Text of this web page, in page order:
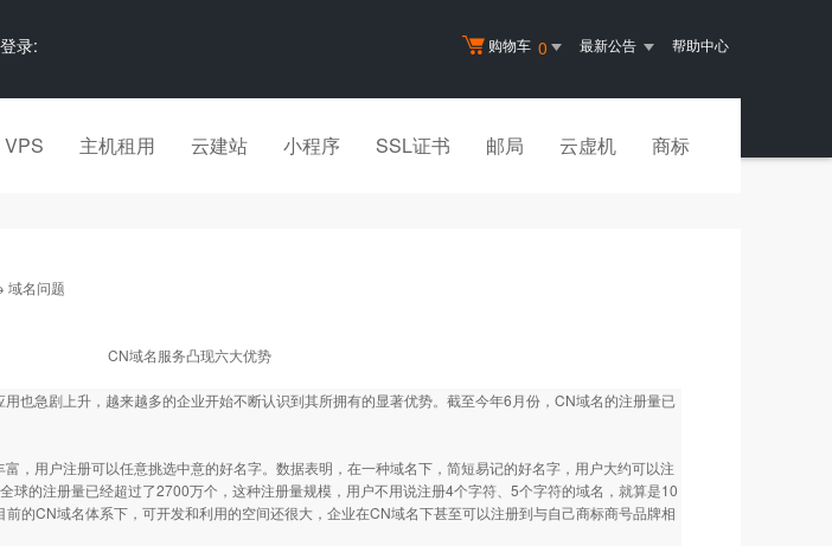
购物车 0 最新公告 帮助中心
录:
VPS 主机租用 云建站 小程序 SSL证书 邮局 云虚机 商标
域名问题
CN域名服务凸现六大优势
也急剧上升，越来越多的企业开始不断认识到其所拥有的显著优势。截至今年6月份，CN域名的注册量已
用户注册可以任意挑选中意的好名字。数据表明，在一种域名下，简短易记的好名字，用户大约可以注
球的注册量已经超过了2700万个，这种注册量规模，用户不用说注册4个字符、5个字符的域名，就算是10
的CN域名体系下，可开发和利用的空间还很大，企业在CN域名下甚至可以注册到与自己商标商号品牌相